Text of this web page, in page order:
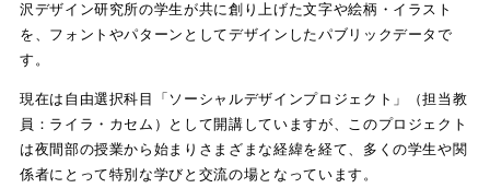
沢デザイン研究所の学生が共に創り上げた文字や絵柄・イラスト
を、フォントやパターンとしてデザインしたパブリックデータで
す。
現在は自由選択科目「ソーシャルデザインプロジェクト」（担当教
員：ライラ・カセム）として開講していますが、このプロジェクト
は夜間部の授業から始まりさまざまな経緯を経て、多くの学生や関
係者にとって特別な学びと交流の場となっています。